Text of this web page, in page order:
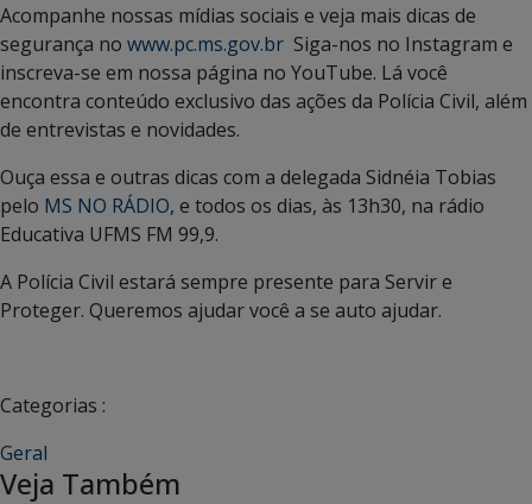
Acompanhe nossas mídias sociais e veja mais dicas de
segurança no www.pc.ms.gov.br Siga-nos no Instagram e
inscreva-se em nossa página no YouTube. Lá você
encontra conteúdo exclusivo das ações da Polícia Civil, além
de entrevistas e novidades.
Ouça essa e outras dicas com a delegada Sidnéia Tobias
pelo MS NO RÁDIO, e todos os dias, às 13h30, na rádio
Educativa UFMS FM 99,9.
A Polícia Civil estará sempre presente para Servir e
Proteger. Queremos ajudar você a se auto ajudar.
Categorias :
Geral
Veja Também